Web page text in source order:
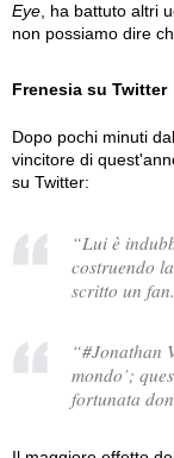
Eye , ha battuto altri
non possiamo dire
Frenesia su Twitter
Dopo pochi minuti
vincitore di
su Twitter:
“Lui è
costruendo
scritto un fan.
“#Jonathan
mondo’;
fortunata